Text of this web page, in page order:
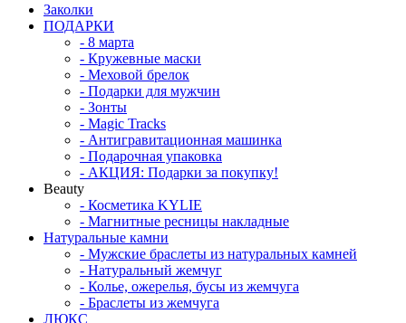
Заколки
ПОДАРКИ
- 8 марта
- Кружевные маски
- Меховой брелок
- Подарки для мужчин
- Зонты
- Magic Tracks
- Антигравитационная машинка
- Подарочная упаковка
- АКЦИЯ: Подарки за покупку!
Beauty
- Косметика KYLIE
- Магнитные ресницы накладные
Натуральные камни
- Мужские браслеты из натуральных камней
- Натуральный жемчуг
- Колье, ожерелья, бусы из жемчуга
- Браслеты из жемчуга
ЛЮКС